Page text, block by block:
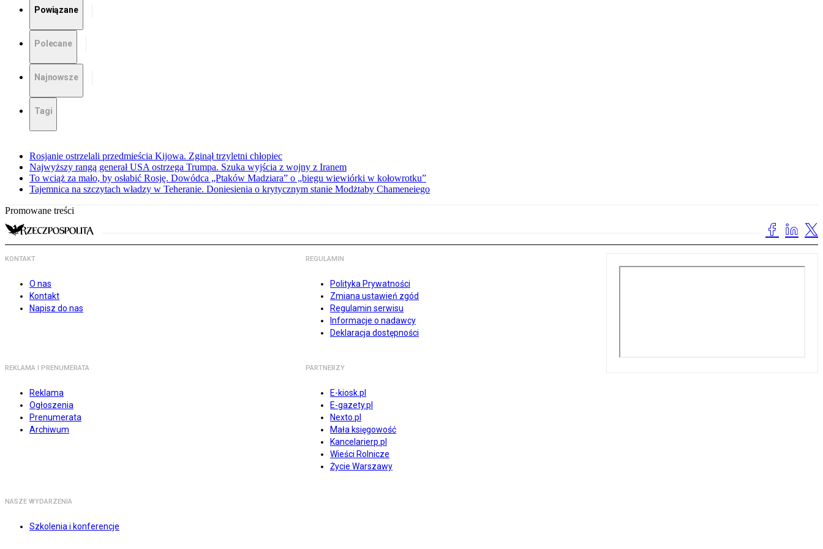
Powiązane
Polecane
Najnowsze
Tagi
Rosjanie ostrzelali przedmieścia Kijowa. Zginął trzyletni chłopiec
Najwyższy rangą generał USA ostrzega Trumpa. Szuka wyjścia z wojny z Iranem
To wciąż za mało, by osłabić Rosję. Dowódca „Ptaków Madziara” o „biegu wiewiórki w kołowrotku”
Tajemnica na szczytach władzy w Teheranie. Doniesienia o krytycznym stanie Modżtaby Chameneiego
Promowane treści
KONTAKT
O nas
Kontakt
Napisz do nas
REGULAMIN
Polityka Prywatności
Zmiana ustawień zgód
Regulamin serwisu
Informacje o nadawcy
Deklaracja dostępności
REKLAMA I PRENUMERATA
Reklama
Ogłoszenia
Prenumerata
Archiwum
PARTNERZY
E-kiosk.pl
E-gazety.pl
Nexto.pl
Mała księgowość
Kancelarierp.pl
Wieści Rolnicze
Życie Warszawy
NASZE WYDARZENIA
Szkolenia i konferencje